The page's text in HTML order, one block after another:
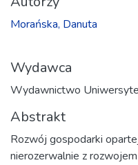
Morańska, Danuta
Wydawca
Wydawnictwo
Abstrakt
Rozwój gospodarki
nierozerwalnie z